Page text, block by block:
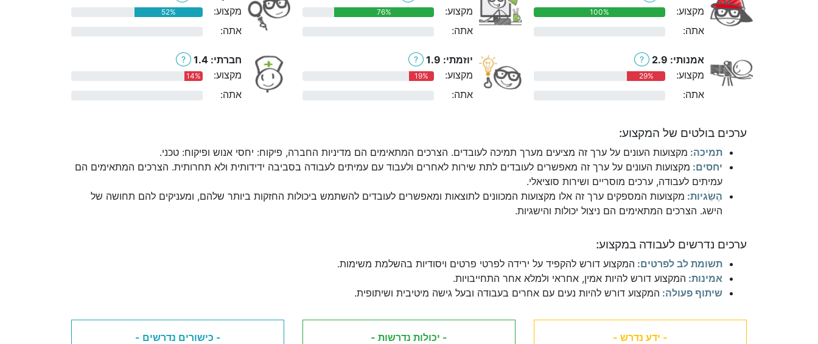
מקצוע: 100%
אתה:
מקצוע: 76%
אתה:
מקצוע: 52%
אתה:
אמנותי: 2.9 ?
מקצוע: 29%
אתה:
יוזמתי: 1.9 ?
מקצוע: 19%
אתה:
חברתי: 1.4 ?
מקצוע: 14%
אתה:
ערכים בולטים של המקצוע:
תמיכה: מקצועות העונים על ערך זה מציעים מערך תמיכה לעובדים. הצרכים המתאימים הם מדיניות החברה, פיקוח: יחסי אנוש ופיקוח: טכני.
יחסים: מקצועות העונים על ערך זה מאפשרים לעובדים לתת שירות לאחרים ולעבוד עם עמיתים לעבודה בסביבה ידידותית ולא תחרותית. הצרכים המתאימים הם
עמיתים לעבודה, ערכים מוסריים ושירות סוציאלי.
הֶשֵׂגיות: מקצועות המספקים ערך זה אלו מקצועות המכוונים לתוצאות ומאפשרים לעובדים להשתמש ביכולות החזקות ביותר שלהם, ומעניקים להם תחושה של
הישג. הצרכים המתאימים הם ניצול יכולות והישגיות.
ערכים נדרשים לעבודה במקצוע:
תשומת לב לפרטים: המקצוע דורש להקפיד על ירידה לפרטי פרטים ויסודיות בהשלמת משימות.
אמינות: המקצוע דורש להיות אמין, אחראי ולמלא אחר התחייבויות.
שיתוף פעולה: המקצוע דורש להיות נעים עם אחרים בעבודה ובעל גישה מיטיבית ושיתופית.
- ידע נדרש - - יכולות נדרשות - - כישורים נדרשים -